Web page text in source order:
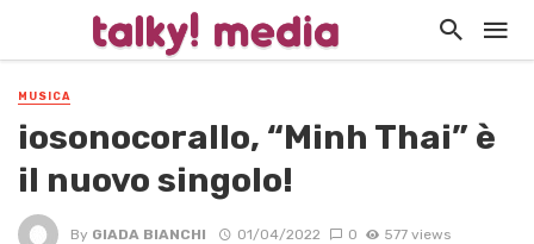
MUSICA
iosonocorallo, “Minh Thai” è
il nuovo singolo!
By GIADA BIANCHI 01/04/2022 0 577 views